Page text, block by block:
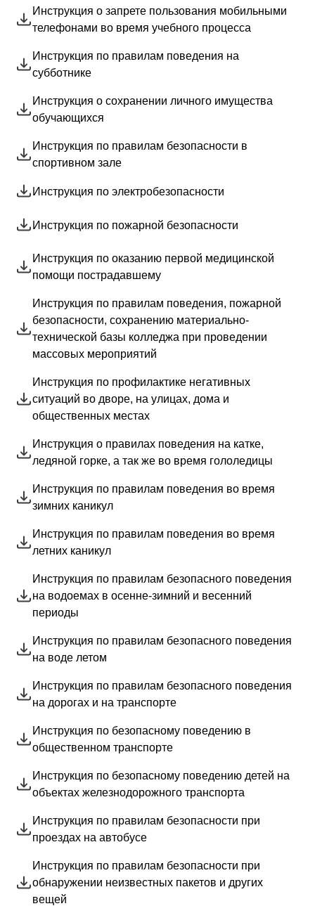
Найти:
Контакты
51.02.03 Библиотечно-информационная деятельность
53.02.08 Музыкальное звукооператорское мастерство
43.02.16 Туризм и гостеприимство
Особенности проведения вступительных испытаний для инвалидов и
лиц с ОВЗ
детскими общественными объединениями
Программы воспитания
Оборонно-массовая и спортивная работа
График поднятия государственного флага Российской
Федерации и исполнение государственного гимна
Профилактика интернет-зависимости
Классный руководитель
Адаптация 1 курс
Конкурс профессионального мастерства «Самый
Безопасность на железнодорожном транспорте
Студенческий совет
День СПО
Инструкция о запрете пользования мобильными
телефонами во время учебного процесса
Инструкция по правилам поведения на
субботнике
Инструкция о сохранении личного имущества
обучающихся
Инструкция по правилам безопасности в
спортивном зале
Инструкция по электробезопасности
Инструкция по пожарной безопасности
Инструкция по оказанию первой медицинской
помощи пострадавшему
Инструкция по правилам поведения, пожарной
безопасности, сохранению материально-
технической базы колледжа при проведении
массовых мероприятий
Инструкция по профилактике негативных
ситуаций во дворе, на улицах, дома и
общественных местах
Инструкция о правилах поведения на катке,
ледяной горке, а так же во время гололедицы
Инструкция по правилам поведения во время
зимних каникул
Инструкция по правилам поведения во время
летних каникул
Инструкция по правилам безопасного поведения
на водоемах в осенне-зимний и весенний
периоды
Инструкция по правилам безопасного поведения
на воде летом
Инструкция по правилам безопасного поведения
на дорогах и на транспорте
Инструкция по безопасному поведению в
общественном транспорте
Инструкция по безопасному поведению детей на
объектах железнодорожного транспорта
Инструкция по правилам безопасности при
проездах на автобусе
Инструкция по правилам безопасности при
обнаружении неизвестных пакетов и других
вещей